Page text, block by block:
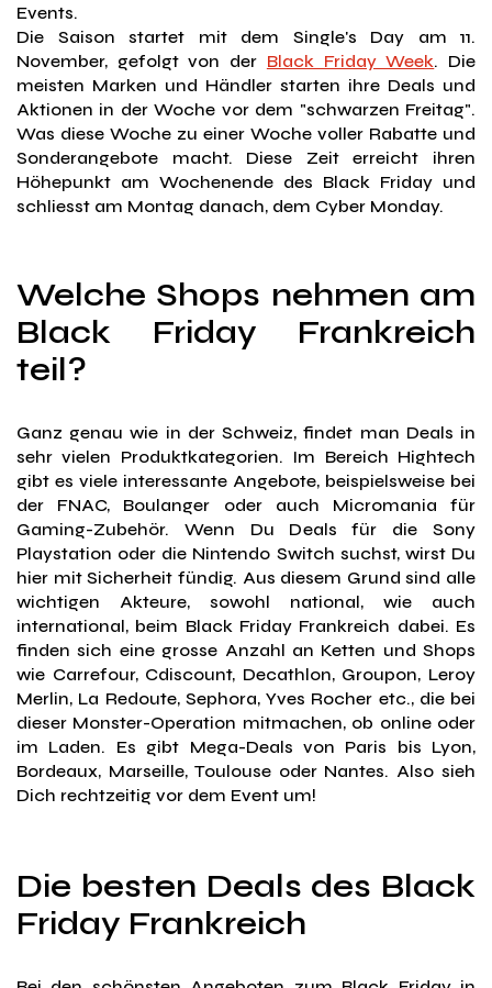
Events.
Die Saison startet mit dem Single's Day am 11.
November, gefolgt von der Black Friday Week. Die
meisten Marken und Händler starten ihre Deals und
Aktionen in der Woche vor dem "schwarzen Freitag".
Was diese Woche zu einer Woche voller Rabatte und
Sonderangebote macht. Diese Zeit erreicht ihren
Höhepunkt am Wochenende des Black Friday und
schliesst am Montag danach, dem Cyber Monday.
Welche Shops nehmen am
Black Friday Frankreich
teil?
Ganz genau wie in der Schweiz, findet man Deals in
sehr vielen Produktkategorien. Im Bereich Hightech
gibt es viele interessante Angebote, beispielsweise bei
der FNAC, Boulanger oder auch Micromania für
Gaming-Zubehör. Wenn Du Deals für die Sony
Playstation oder die Nintendo Switch suchst, wirst Du
hier mit Sicherheit fündig. Aus diesem Grund sind alle
wichtigen Akteure, sowohl national, wie auch
international, beim Black Friday Frankreich dabei. Es
finden sich eine grosse Anzahl an Ketten und Shops
wie Carrefour, Cdiscount, Decathlon, Groupon, Leroy
Merlin, La Redoute, Sephora, Yves Rocher etc., die bei
dieser Monster-Operation mitmachen, ob online oder
im Laden. Es gibt Mega-Deals von Paris bis Lyon,
Bordeaux, Marseille, Toulouse oder Nantes. Also sieh
Dich rechtzeitig vor dem Event um!
Die besten Deals des Black
Friday Frankreich